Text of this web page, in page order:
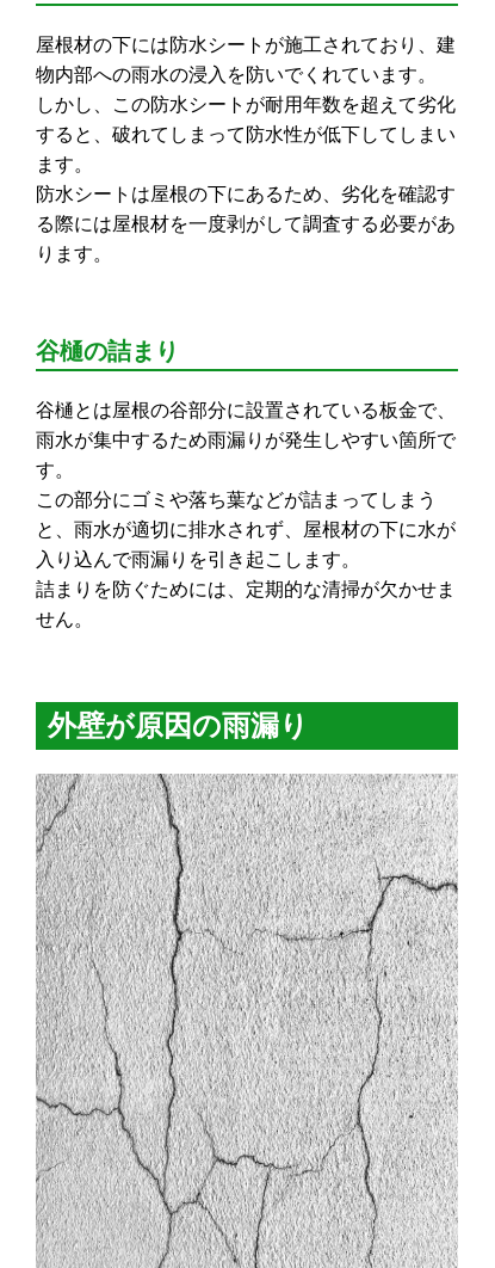
屋根材の下には防水シートが施工されており、建
物内部への雨水の浸入を防いでくれています。
しかし、この防水シートが耐用年数を超えて劣化
すると、破れてしまって防水性が低下してしまい
ます。
防水シートは屋根の下にあるため、劣化を確認す
る際には屋根材を一度剥がして調査する必要があ
ります。
谷樋の詰まり
谷樋とは屋根の谷部分に設置されている板金で、
雨水が集中するため雨漏りが発生しやすい箇所で
す。
この部分にゴミや落ち葉などが詰まってしまう
と、雨水が適切に排水されず、屋根材の下に水が
入り込んで雨漏りを引き起こします。
詰まりを防ぐためには、定期的な清掃が欠かせま
せん。
外壁が原因の雨漏り